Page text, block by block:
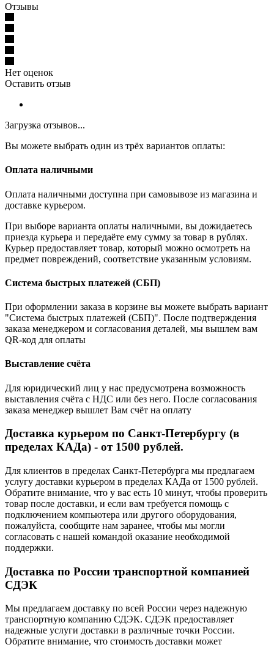
Отзывы
Нет оценок
Оставить отзыв
Загрузка отзывов...
Вы можете выбрать один из трёх вариантов оплаты:
Оплата наличными
Оплата наличными доступна при самовывозе из магазина и
доставке курьером.
При выборе варианта оплаты наличными, вы дожидаетесь
приезда курьера и передаёте ему сумму за товар в рублях.
Курьер предоставляет товар, который можно осмотреть на
предмет повреждений, соответствие указанным условиям.
Система быстрых платежей (СБП)
При оформлении заказа в корзине вы можете выбрать вариант
"Система быстрых платежей (СБП)". После подтверждения
заказа менеджером и согласования деталей, мы вышлем вам
QR-код для оплаты
Выставление счёта
Для юридический лиц у нас предусмотрена возможность
выставления счёта с НДС или без него. После согласования
заказа менеджер вышлет Вам счёт на оплату
Доставка курьером по Санкт-Петербургу (в
пределах КАДа) - от 1500 рублей.
Для клиентов в пределах Санкт-Петербурга мы предлагаем
услугу доставки курьером в пределах КАДа от 1500 рублей.
Обратите внимание, что у вас есть 10 минут, чтобы проверить
товар после доставки, и если вам требуется помощь с
подключением компьютера или другого оборудования,
пожалуйста, сообщите нам заранее, чтобы мы могли
согласовать с нашей командой оказание необходимой
поддержки.
Доставка по России транспортной компанией
СДЭК
Мы предлагаем доставку по всей России через надежную
транспортную компанию СДЭК. СДЭК предоставляет
надежные услуги доставки в различные точки России.
Обратите внимание, что стоимость доставки может